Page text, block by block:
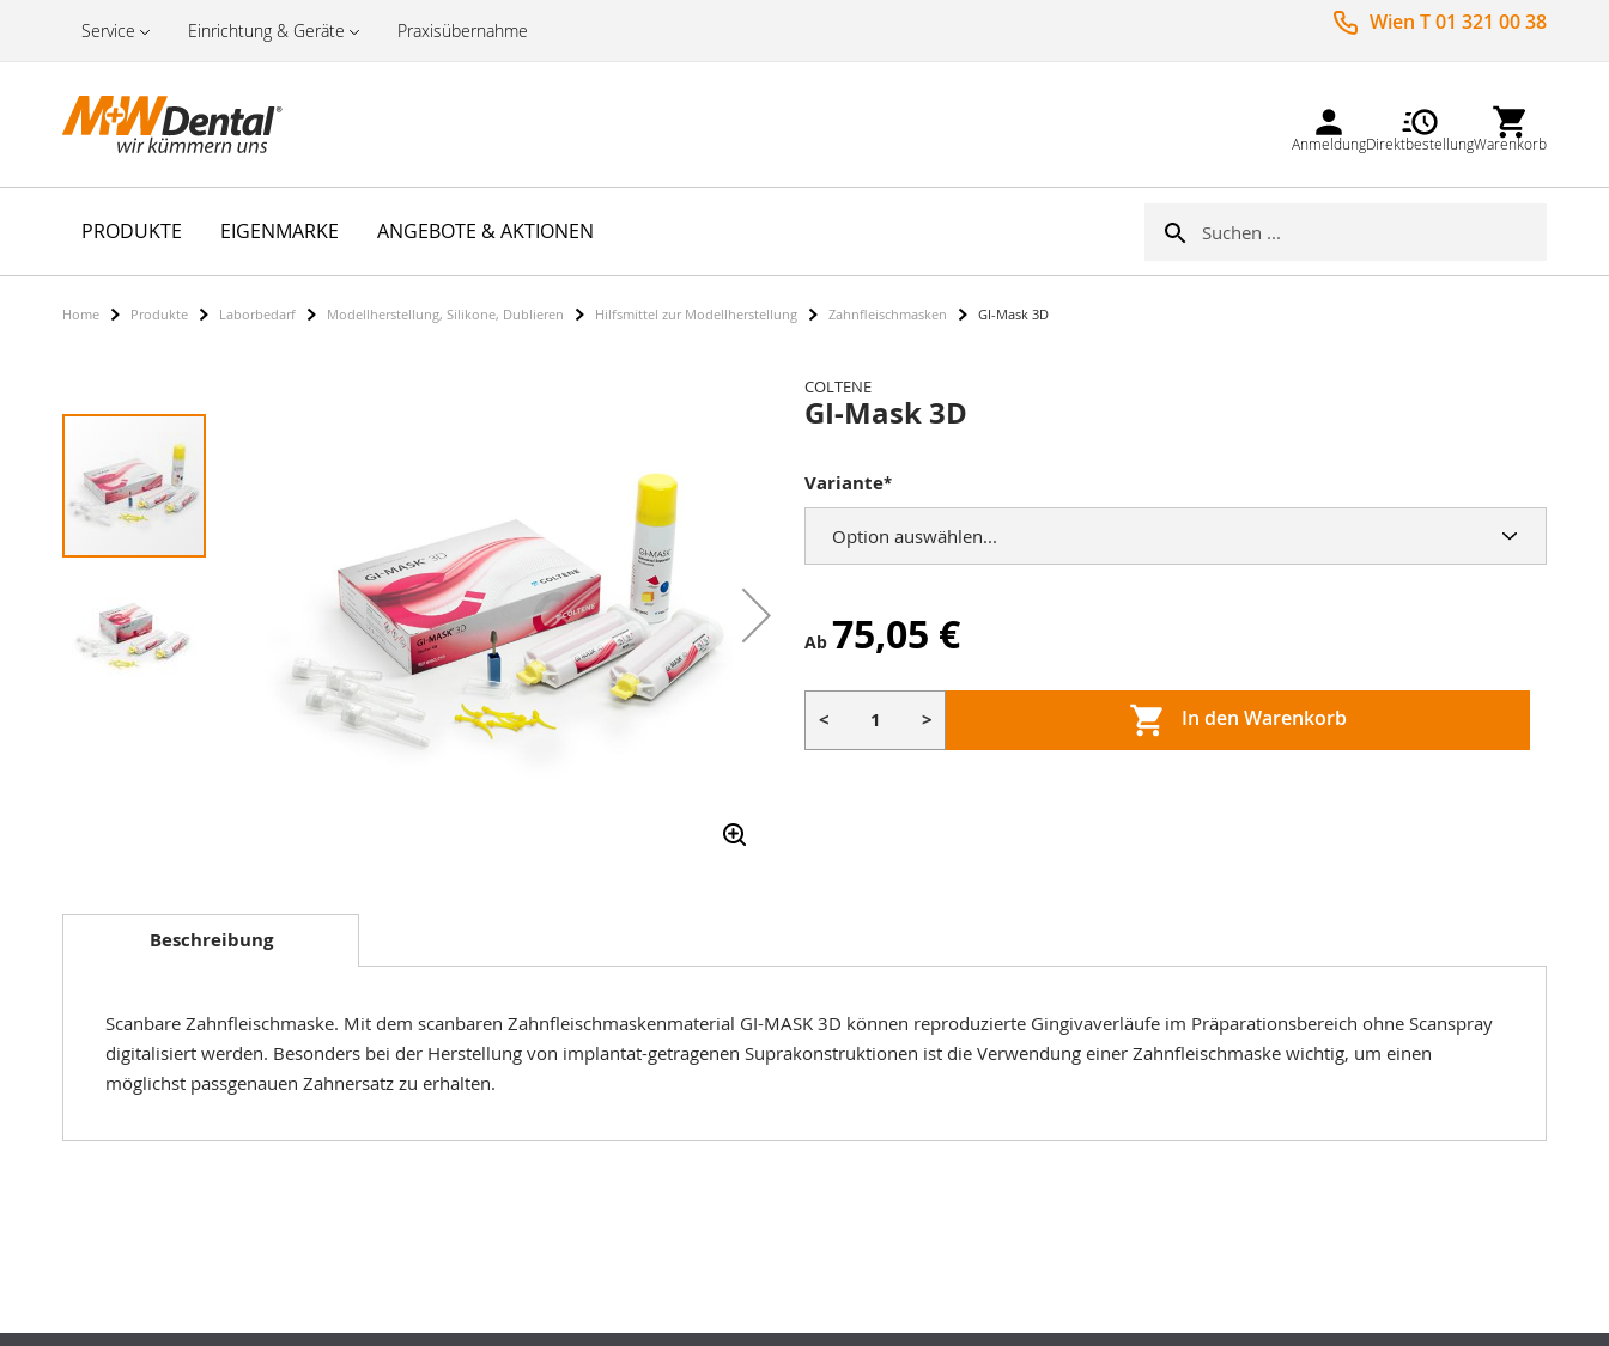
Service Einrichtung & Geräte Praxisübernahme Wien T 01 321 00 38
AnmeldungDirektbestellungWarenkorb
PRODUKTE EIGENMARKE ANGEBOTE & AKTIONEN Suche
Home Produkte Laborbedarf Modellherstellung, Silikone, Dublieren Hilfsmittel zur Modellherstellung Zahnfleischmasken GI-Mask 3D
Ende
Bildergalerie
springen
der
Bildergalerie
COLTENE
GI-Mask 3D
Variante
Ab 75,05 €
< > In den Warenkorb
Beschreibung
Scanbare Zahnfleischmaske. Mit dem scanbaren Zahnfleischmaskenmaterial GI-MASK 3D können reproduzierte Gingivaverläufe im Präparationsbereich ohne Scanspray
digitalisiert werden. Besonders bei der Herstellung von implantat-getragenen Suprakonstruktionen ist die Verwendung einer Zahnfleischmaske wichtig, um einen
möglichst passgenauen Zahnersatz zu erhalten.